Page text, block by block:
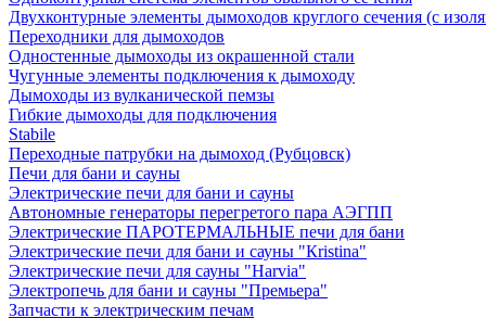
Двухконтурные элементы дымоходов круглого сечения (с
Переходники для дымоходов
Одностенные дымоходы из окрашенной стали
Чугунные элементы подключения к дымоходу
Дымоходы из вулканической пемзы
Гибкие дымоходы для подключения
Stabile
Переходные патрубки на дымоход (Рубцовск)
Печи для бани и сауны
Электрические печи для бани и сауны
Автономные генераторы перегретого пара АЭГПП
Электрические ПАРОТЕРМАЛЬНЫЕ печи для бани
Электрические печи для бани и сауны "Кristina"
Электрические печи для сауны "Harvia"
Электропечь для бани и сауны "Премьера"
Запчасти к электрическим печам